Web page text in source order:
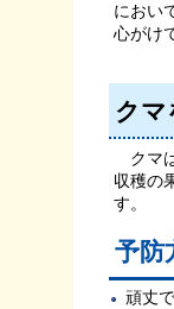
におい
心がけ
クマ
クマ
収穫の
す。
予防
頑丈